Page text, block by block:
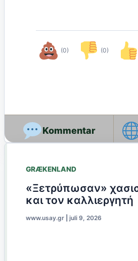
(0) (0)
GRÆKENLAND
«Ξετρύπωσαν»
και τον καλλιεργητή
www.usay.gr juli 9, 2026